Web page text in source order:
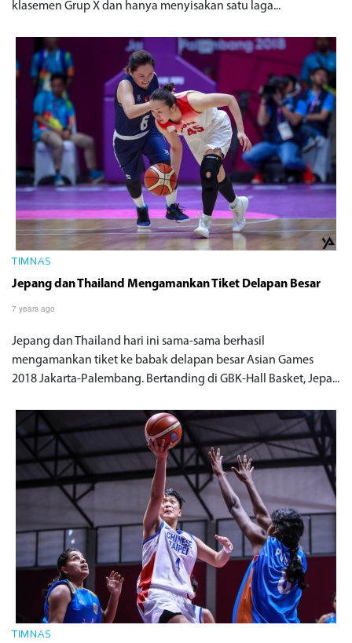
klasemen Grup X dan hanya menyisakan satu laga...
TIMNAS
Jepang dan Thailand Mengamankan Tiket Delapan Besar
7 years ago
Jepang dan Thailand hari ini sama-sama berhasil
mengamankan tiket ke babak delapan besar Asian Games
2018 Jakarta-Palembang. Bertanding di GBK-Hall Basket, Jepa...
TIMNAS